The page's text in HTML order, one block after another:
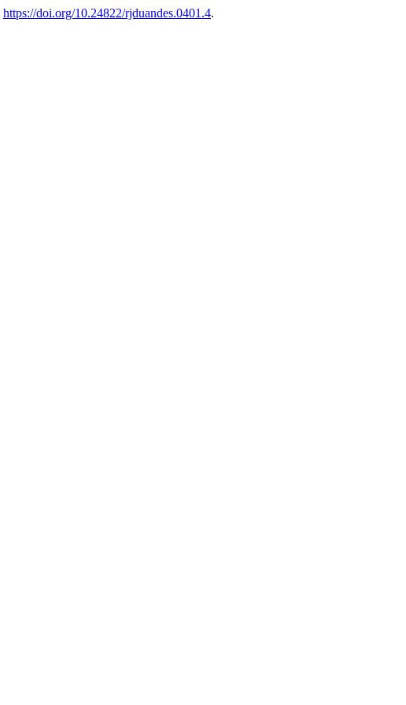
https://doi.org/10.24822/rjduandes.0401.4.